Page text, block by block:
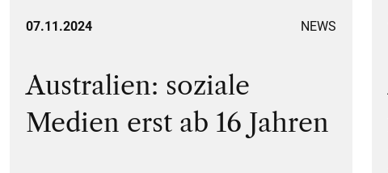
07.11.2024 NEWS
Australien: soziale
Medien erst ab 16 Jahren